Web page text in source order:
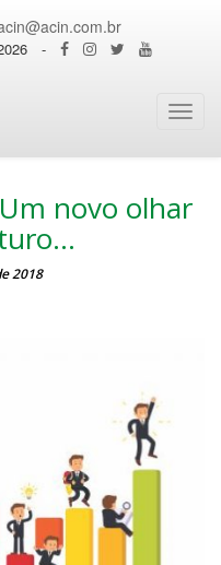
-
novo olhar
2018